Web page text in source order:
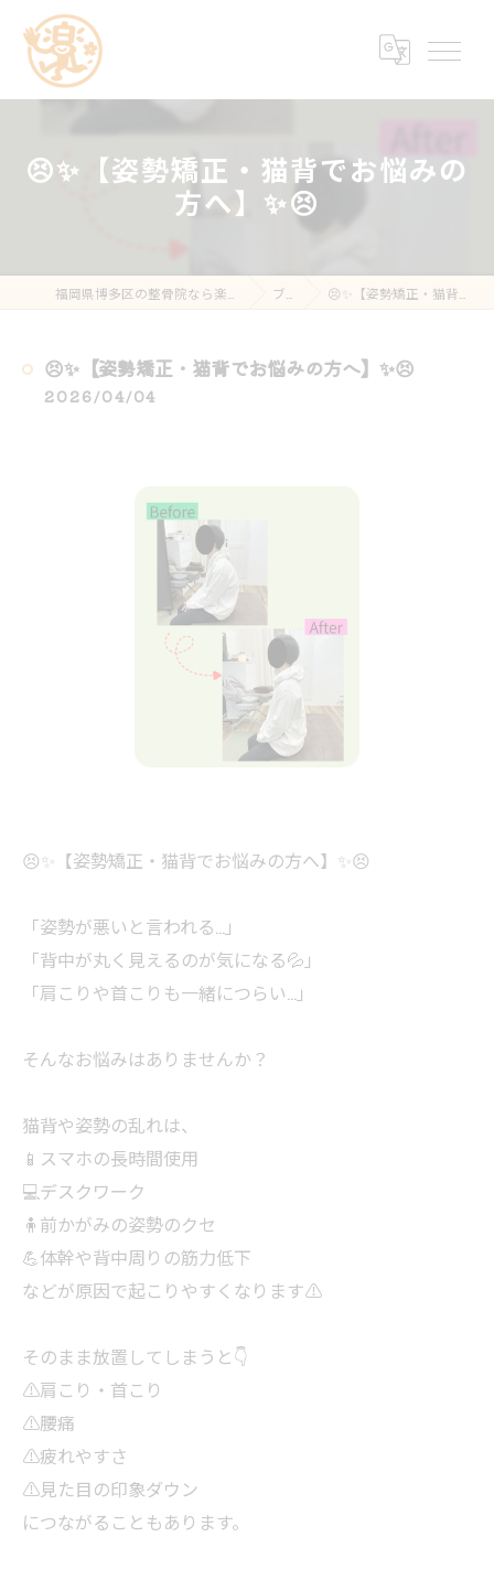
😣✨【姿勢矯正・猫背でお悩みの
方へ】✨😣
ブログ 😣✨【姿勢矯正・猫背でお悩みの方へ】✨😣
😣✨【姿勢矯正・猫背でお悩みの方へ】✨😣
2026/04/04
😣✨【姿勢矯正・猫背でお悩みの方へ】✨😣
「姿勢が悪いと言われる…」
「背中が丸く見えるのが気になる💦」
「肩こりや首こりも一緒につらい…」
そんなお悩みはありませんか？
猫背や姿勢の乱れは、
📱スマホの長時間使用
💻デスクワーク
🧍前かがみの姿勢のクセ
💪体幹や背中周りの筋力低下
などが原因で起こりやすくなります⚠️
そのまま放置してしまうと👇
⚠️肩こり・首こり
⚠️腰痛
⚠️疲れやすさ
⚠️見た目の印象ダウン
につながることもあります。